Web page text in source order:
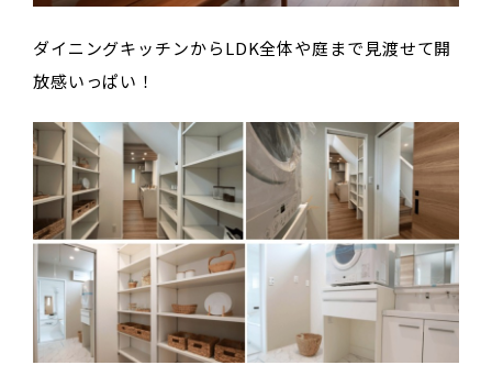
ダイニングキッチンからLDK全体や庭まで見渡せて開
放感いっぱい！